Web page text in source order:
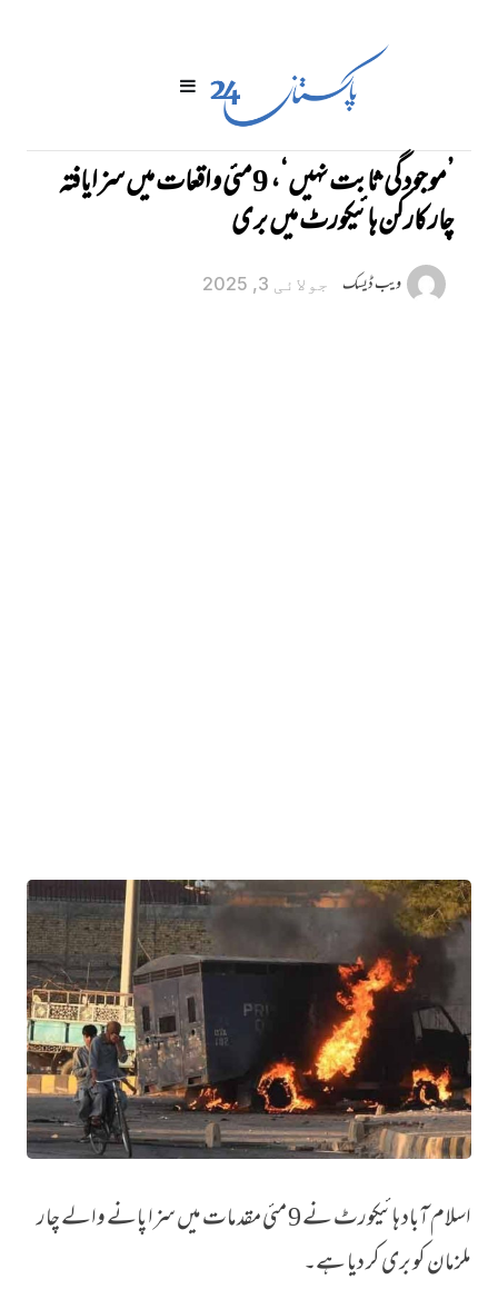
’موجودگی ثابت نہیں‘، 9مئی واقعات میں سزایافتہ
چار کارکن ہائیکورٹ میں بری
ویب ڈیسک جولائی 3, 2025
’موجودگی ثابت نہیں‘، 9مئی واقعات میں سزایافتہ چار کارکن ہائیکورٹ میں بری
اسلام آباد ہائیکورٹ نے 9 مئی مقدمات میں سزا پانے والے چار
ملزمان کو بری کر دیا ہے۔